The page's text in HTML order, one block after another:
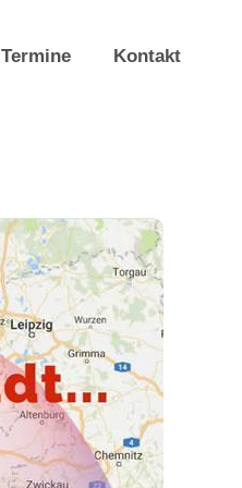
Termine Kontakt